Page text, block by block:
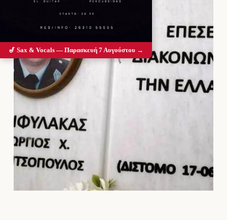
🎷 Sax & Vocals — Παρασκευή 7 Αυγούστου →